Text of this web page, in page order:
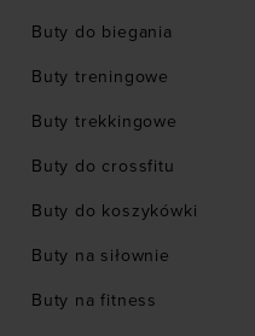
Buty do biegania
Buty treningowe
Buty trekkingowe
Buty do crossfitu
Buty do koszykówki
Buty na siłownie
Buty na fitness